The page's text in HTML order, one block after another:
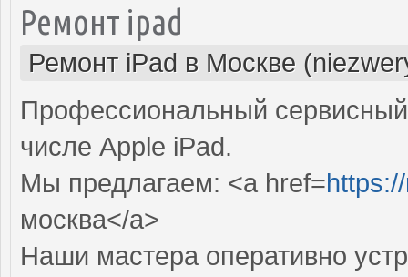
Ремонт ipad
Ремонт iPad в Москве
Профессиональный
числе Apple iPad.
Мы предлагаем: <a href=
москва</a>
Наши мастера оперативно